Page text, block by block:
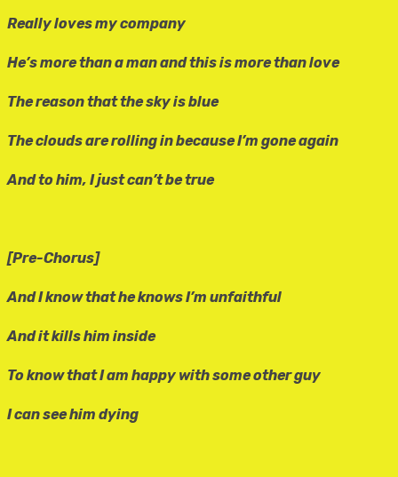
Really loves my company
He’s more than a man and this is more than love
The reason that the sky is blue
The clouds are rolling in because I’m gone again
And to him, I just can’t be true
[Pre-Chorus]
And I know that he knows I’m unfaithful
And it kills him inside
To know that I am happy with some other guy
I can see him dying